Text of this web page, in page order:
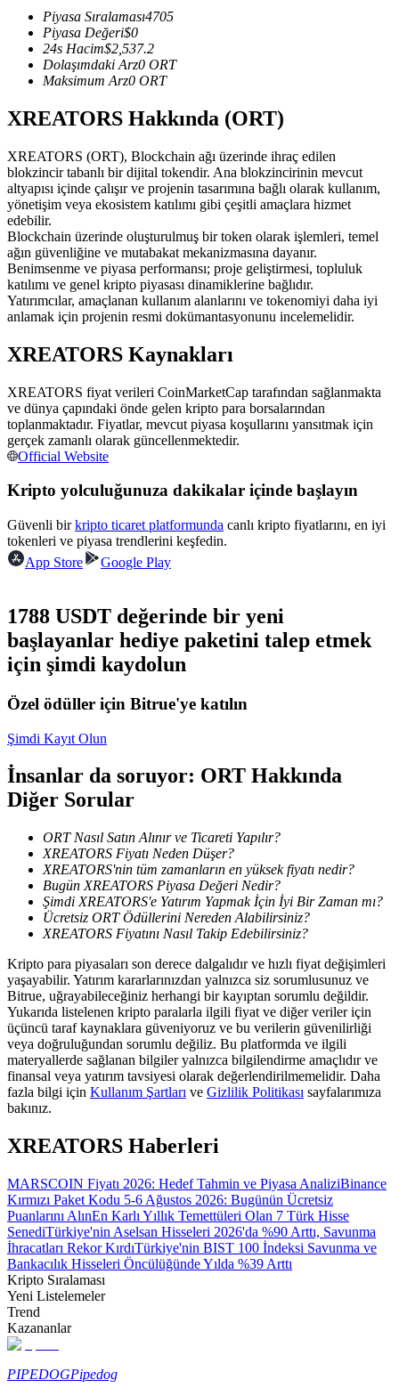
USDC Vadeli İşlemleri
USDC'yi teminat olarak kullanan vadeli işlemler
Kopya Ticaret
En iyi traderlarla güçlerinizi birleştirin
Kopya Tüccarı Olun
Kâr paylaşımı ve kopya ticaret komisyonlarının tadını çıkarın
Ticaret bilgileri vb. dahil olmak üzere büyük veri analizi.
Rehber
Vadeli İşlemler Başlangıç Kılavuzu
Ticaret stratejileri
Nasıl kârlı kalabileceğinizi öğrenin
Piyasa Sıralaması4705
Piyasa Değeri$0
24s Hacim$2,537.2
Dolaşımdaki Arz0 ORT
Maksimum Arz0 ORT
XREATORS Hakkında (ORT)
XREATORS (ORT), Blockchain ağı üzerinde ihraç edilen
blokzincir tabanlı bir dijital tokendir. Ana blokzincirinin mevcut
altyapısı içinde çalışır ve projenin tasarımına bağlı olarak kullanım,
yönetişim veya ekosistem katılımı gibi çeşitli amaçlara hizmet
edebilir.
Blockchain üzerinde oluşturulmuş bir token olarak işlemleri, temel
ağın güvenliğine ve mutabakat mekanizmasına dayanır.
Benimsenme ve piyasa performansı; proje geliştirmesi, topluluk
katılımı ve genel kripto piyasası dinamiklerine bağlıdır.
Yatırımcılar, amaçlanan kullanım alanlarını ve tokenomiyi daha iyi
anlamak için projenin resmi dokümantasyonunu incelemelidir.
XREATORS Kaynakları
XREATORS fiyat verileri CoinMarketCap tarafından sağlanmakta
ve dünya çapındaki önde gelen kripto para borsalarından
toplanmaktadır. Fiyatlar, mevcut piyasa koşullarını yansıtmak için
gerçek zamanlı olarak güncellenmektedir.
Official Website
Kripto yolculuğunuza dakikalar içinde başlayın
Güvenli birkripto ticaret platformunda canlı kripto fiyatlarını, en iyi
tokenleri ve piyasa trendlerini keşfedin.
App Store
Google Play
1788 USDT değerinde bir yeni
başlayanlar hediye paketini talep etmek
için şimdi kaydolun
Özel ödüller için Bitrue'ye katılın
Şimdi Kayıt Olun
İnsanlar da soruyor: ORT Hakkında
Diğer Sorular
ORT Nasıl Satın Alınır ve Ticareti Yapılır?
XREATORS Fiyatı Neden Düşer?
XREATORS'nin tüm zamanların en yüksek fiyatı nedir?
Bugün XREATORS Piyasa Değeri Nedir?
Şimdi XREATORS'e Yatırım Yapmak İçin İyi Bir Zaman mı?
Ücretsiz ORT Ödüllerini Nereden Alabilirsiniz?
XREATORS Fiyatını Nasıl Takip Edebilirsiniz?
Kripto para piyasaları son derece dalgalıdır ve hızlı fiyat değişimleri
yaşayabilir. Yatırım kararlarınızdan yalnızca siz sorumlusunuz ve
Bitrue, uğrayabileceğiniz herhangi bir kayıptan sorumlu değildir.
Yukarıda listelenen kripto paralarla ilgili fiyat ve diğer veriler için
üçüncü taraf kaynaklara güveniyoruz ve bu verilerin güvenilirliği
veya doğruluğundan sorumlu değiliz. Bu platformda ve ilgili
materyallerde sağlanan bilgiler yalnızca bilgilendirme amaçlıdır ve
finansal veya yatırım tavsiyesi olarak değerlendirilmemelidir. Daha
fazla bilgi için Kullanım Şartları ve Gizlilik Politikası sayfalarımıza
bakınız.
XREATORS Haberleri
MARSCOIN Fiyatı 2026: Hedef Tahmin ve Piyasa AnaliziBinance
Kırmızı Paket Kodu 5-6 Ağustos 2026: Bugünün Ücretsiz
Puanlarını AlınEn Karlı Yıllık Temettüleri Olan 7 Türk Hisse
SenediTürkiye'nin Aselsan Hisseleri 2026'da %90 Arttı, Savunma
İhracatları Rekor KırdıTürkiye'nin BIST 100 İndeksi Savunma ve
Bankacılık Hisseleri Öncülüğünde Yılda %39 Arttı
Kripto Sıralaması
Yeni Listelemeler
Trend
Kazananlar
PIPEDOGPipedog